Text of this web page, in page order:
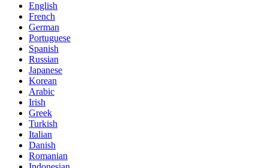
English
French
German
Portuguese
Spanish
Russian
Japanese
Korean
Arabic
Irish
Greek
Turkish
Italian
Danish
Romanian